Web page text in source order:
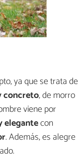
ya que se trata de
concreto, de morro
viene por
elegantecon
. Además, es alegre